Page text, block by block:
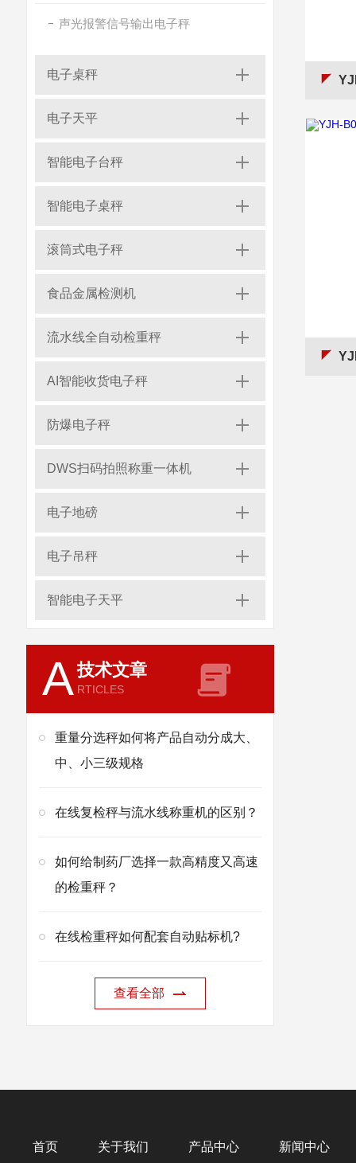
声光报警信号输出电子秤
电子桌秤
电子天平
智能电子台秤
智能电子桌秤
滚筒式电子秤
食品金属检测机
流水线全自动检重秤
AI智能收货电子秤
防爆电子秤
DWS扫码拍照称重一体机
电子地磅
电子吊秤
智能电子天平
A技术文章
RTICLES
重量分选秤如何将产品自动分成大、
中、小三级规格
在线复检秤与流水线称重机的区别？
如何给制药厂选择一款高精度又高速
的检重秤？
在线检重秤如何配套自动贴标机?
查看全部
首页 关于我们 产品中心 新闻中心